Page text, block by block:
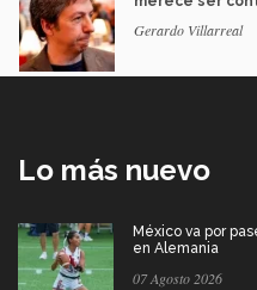
Gerardo Villarreal
Lo más nuevo
México va por
en Alemania
07 Agosto 2026